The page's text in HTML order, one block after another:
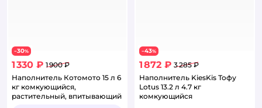
−30%
1 330 ₽ 1 900 ₽
Наполнитель Котомото 15 л 6
кг комкующийся,
растительный, впитывающий
−43%
1 872 ₽ 3 285 ₽
Наполнитель KiesKis Тофу
Lotus 13.2 л 4.7 кг
комкующийся